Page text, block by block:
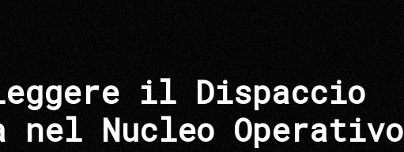
il Dispaccio
nel Nucleo Operativo